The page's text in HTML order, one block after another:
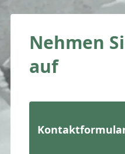
Nehmen
auf